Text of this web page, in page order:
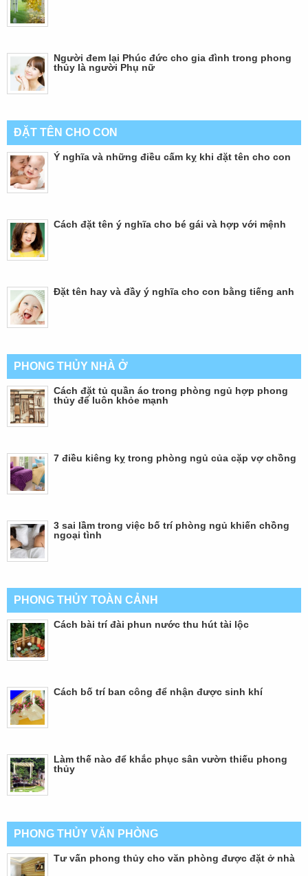
Người đem lại Phúc đức cho gia đình trong phong
thủy là người Phụ nữ
ĐẶT TÊN CHO CON
Ý nghĩa và những điều cấm kỵ khi đặt tên cho con
Cách đặt tên ý nghĩa cho bé gái và hợp với mệnh
Đặt tên hay và đầy ý nghĩa cho con bằng tiếng anh
PHONG THỦY NHÀ Ở
Cách đặt tủ quần áo trong phòng ngủ hợp phong
thủy để luôn khỏe mạnh
7 điều kiêng kỵ trong phòng ngủ của cặp vợ chồng
3 sai lầm trong việc bố trí phòng ngủ khiến chồng
ngoại tình
PHONG THỦY TOÀN CẢNH
Cách bài trí đài phun nước thu hút tài lộc
Cách bố trí ban công để nhận được sinh khí
Làm thế nào để khắc phục sân vườn thiếu phong
thủy
PHONG THỦY VĂN PHÒNG
Tư vấn phong thủy cho văn phòng được đặt ở nhà